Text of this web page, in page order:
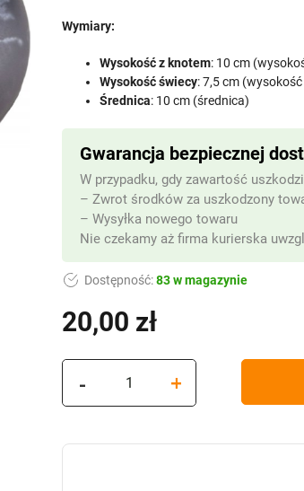
20,00 zł
Wymiary:
Wysokość z knotem: 10 cm
Wysokość świecy: 7,5 cm
Średnica: 10 cm (średnica)
Dostępność:83 w magazynie
Gwarancja bezpiecznej
W przypadku, gdy zawartość
– Zwrot środków za uszkodzony
– Wysyłka nowego towaru
Nie czekamy aż firma kurierska
-
Świeca
+